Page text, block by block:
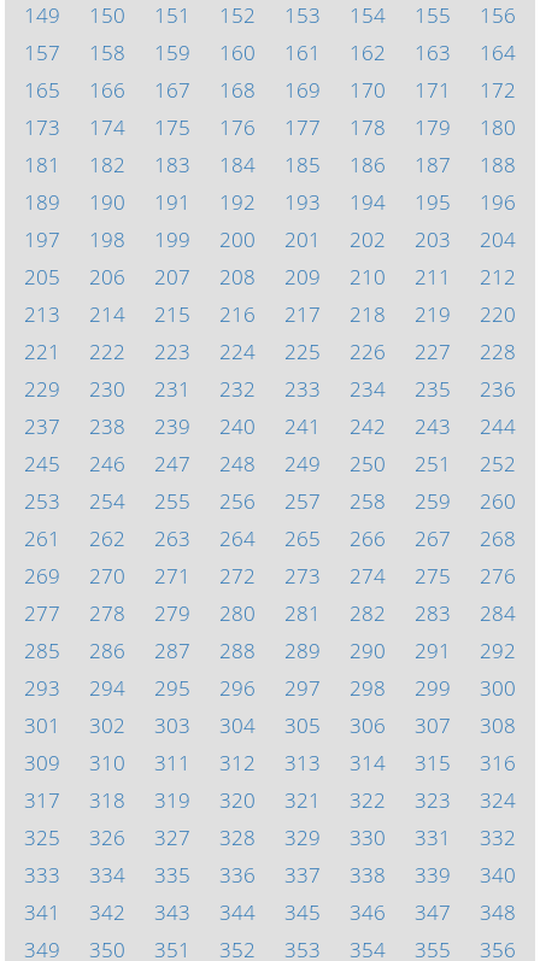
149
150 151 152 153 154 155
156
157
158 159 160 161 162 163
164
165
166 167 168 169 170 171
172
173
174 175 176 177 178 179
180
181
182 183 184 185 186 187
188
189
190 191 192 193 194 195
196
197
198 199 200 201 202 203
204
205
206 207 208 209 210 211
212
213
214 215 216 217 218 219
220
221
222 223 224 225 226 227
228
229
230 231 232 233 234 235
236
237
238 239 240 241 242 243
244
245
246 247 248 249 250 251
252
253
254 255 256 257 258 259
260
261
262 263 264 265 266 267
268
269
270 271 272 273 274 275
276
277
278 279 280 281 282 283
284
285
286 287 288 289 290 291
292
293
294 295 296 297 298 299
300
301
302 303 304 305 306 307
308
309
310 311 312 313 314 315
316
317
318 319 320 321 322 323
324
325
326 327 328 329 330 331
332
333
334 335 336 337 338 339
340
341
342 343 344 345 346 347
348
349
350 351 352 353 354 355 356